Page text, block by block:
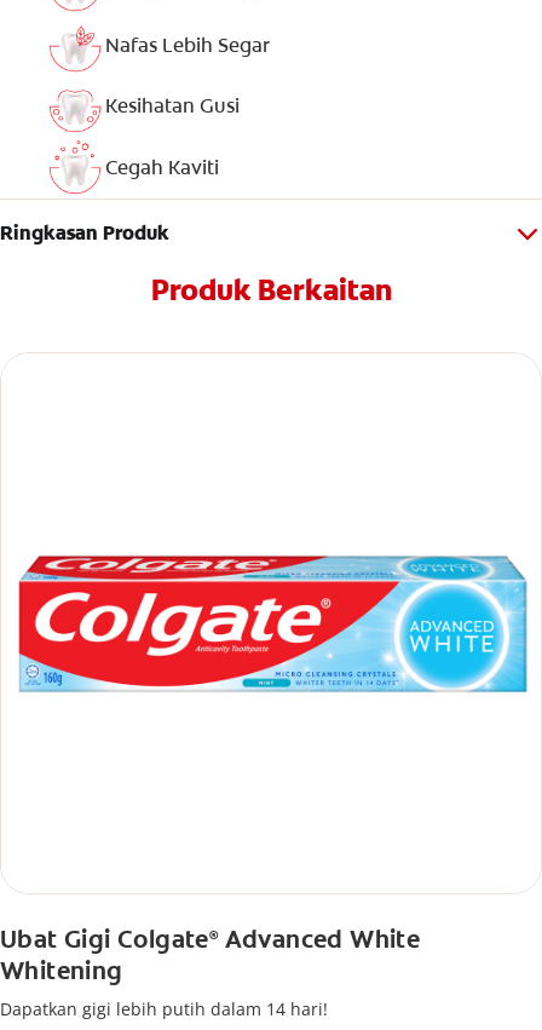
Nafas Lebih Segar
Kesihatan Gusi
Cegah Kaviti
Ringkasan Produk
Produk Berkaitan
Ubat Gigi Colgate®Advanced White
Whitening
Dapatkan gigi lebih putih dalam 14 hari!